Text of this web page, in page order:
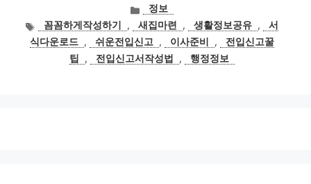
카
테
고
리
정보
태
그
꼼꼼하게작성하기 , 새집마련 , 생활정보공유 ,
서
식다운로드 , 쉬운전입신고 , 이사준비 ,
전입신고꿀
팁
, 전입신고서작성법 , 행정정보